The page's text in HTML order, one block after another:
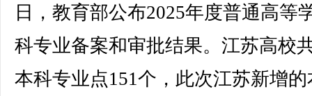
日，教育部公布2025年度普通高等
科专业备案和审批结果。江苏高校
本科专业点151个，此次江苏新增的